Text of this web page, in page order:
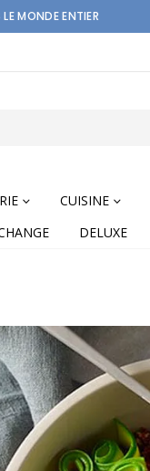
MONDE ENTIER
CUISINE
DELUXE